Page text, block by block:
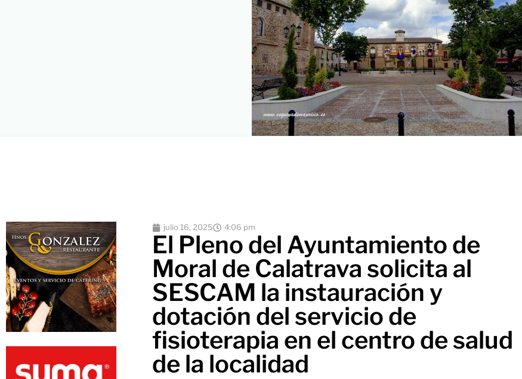
julio 16, 2025 4:06 pm
El Pleno del Ayuntamiento de
Moral de Calatrava solicita al
SESCAM la instauración y
dotación del servicio de
fisioterapia en el centro de salud
de la localidad